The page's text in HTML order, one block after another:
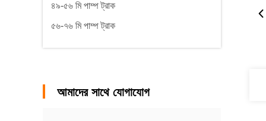
৪৯-৫৬ মি পাম্প ট্রাক
৫৬-৭৬ মি পাম্প ট্রাক
আমাদের সাথে যোগাযোগ